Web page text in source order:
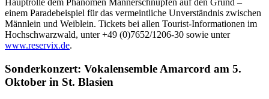
einem Paradebeispiel für das vermeintliche Unverständnis zwischen
Männlein und Weiblein. Tickets bei allen Tourist-Informationen im
Hochschwarzwald, unter +49 (0)7652/1206-30 sowie unter
www.reservix.de.
Sonderkonzert: Vokalensemble Amarcord am 5.
Oktober in St. Blasien